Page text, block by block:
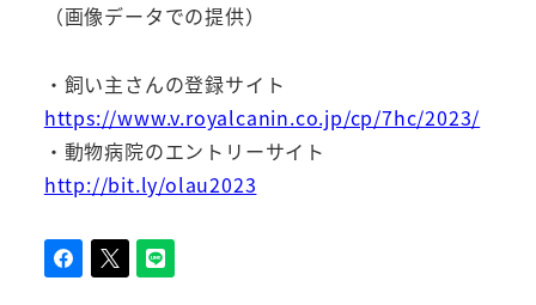
（画像データでの提供）
・飼い主さんの登録サイト
https://www.v.royalcanin.co.jp/cp/7hc/2023/
・動物病院のエントリーサイト
http://bit.ly/olau2023